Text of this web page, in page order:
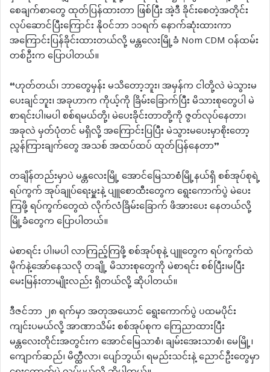
စေချက်စာတွေ ထုတ်ပြန်ထားတာ ဖြစ်ပြီး အဲ့ဒီ ခိုင်းစေတဲ့အတိုင်း
လုပ်ဆောင်ပြီးကြောင်း နိုဝင်ဘာ ၁၁ရက် နောက်ဆုံးထားကာ
အကြောင်းပြန်ခိုင်းထားတယ်လို့ မန္တလေးမြို့ခံ Nom CDM ဝန်ထမ်း
တစ်ဦးက ပြောပါတယ်။
“ဟုတ်တယ်၊ ဘာတွေမှန်း မသိတော့ဘူး၊ အမှန်က ငါတို့လဲ မဲသွားမ
ပေးချင်ဘူး၊ အခုဟာက ကိုယ့်ကို ခြိမ်းခြောက်ပြီး မိသားစုတွေပါ မဲ
စာရင်းပါ၊မပါ စစ်ရမယ်တို့၊ မဲပေးခိုင်းတာတို့ကို ဇွတ်လုပ်နေတာ၊
အခုလဲ မှတ်ပုံတင် မရှိလို့ အကြောင်းပြပြီး မဲသွားမပေးမှာစိုး‌တော့
ညွှန်ကြားချက်တွေ အသစ် အထပ်ထပ် ထုတ်ပြန်နေတာ”
တချိန်တည်းမှာပဲ မန္တလေးမြို့ အောင်မြေသာစံမြို့နယ်ရှိ စစ်အုပ်စုရဲ့
ရပ်ကွက် အုပ်ချုပ်ရေးမှူးနဲ့ ပျူစောထီးတွေက ရွေးကောက်ပွဲ မဲပေး
ကြဖို့ ရပ်ကွက်တွေထဲ လိုက်လံခြိမ်းခြောက် ဖိအားပေး နေတယ်လို့
မြို့ခံတွေက ပြောပါတယ်။
မဲစာရင်း ပါ၊မပါ လာကြည့်ကြဖို့ စစ်အုပ်စုနဲ့ ပျူတွေက ရပ်ကွက်ထဲ
မိုက်နဲ့အော်နေသလို တချို့ မိသားစုတွေကို မဲစာရင်း စစ်ပြီး၊မပြီး
မေးမြန်းတာမျိုးလည်း ရှိတယ်လို့ ဆိုပါတယ်။
ဒီဇင်ဘာ ၂၈ ရက်မှာ အတုအယောင် ရွေးကောက်ပွဲ ပထမပိုင်း
ကျင်းပမယ်လို့ အာဏာသိမ်း စစ်အုပ်စုက ကြေညာထားပြီး
မန္တလေးတိုင်းအတွင်းက အောင်မြေသာစံ၊ ချမ်းအေးသာစံ၊ မေမြို့၊
ကျောက်ဆည်၊ မိတ္ထီလာ၊ ပျော်ဘွယ်၊ ရမည်းသင်းနဲ့ ညောင်ဦးတွေမှာ